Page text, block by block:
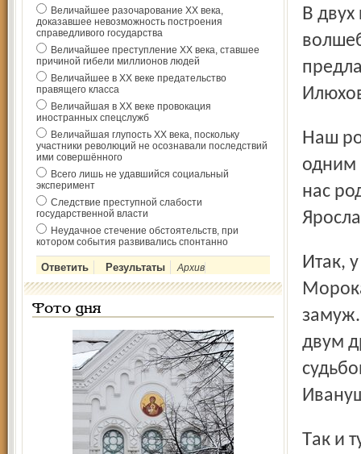
Величайшее разочарование ХХ века,
доказавшее невозможность построения
справедливого государства
Величайшее преступление ХХ века, ставшее
причиной гибели миллионов людей
Величайшее в ХХ веке предательство
правящего класса
Величайшая в ХХ веке провокация
иностранных спецслужб
Величайшая глупость ХХ века, поскольку
участники революций не осознавали последствий
ими совершённого
Всего лишь не удавшийся социальный
эксперимент
Следствие преступной слабости
государственной власти
Неудачное стечение обстоятельств, при
котором события развивались спонтанно
Архив
Фото дня
В двух простых словах «Новый год» для всех уже слышатся
Наш родной русский фольклор, наши «зимой и летом
одним
нас
Итак, у Бабы Яги, оказывается, целых три дочки, Докука,
замуж.
двум
Так и тут беда – на двоих один жених не делится! А у